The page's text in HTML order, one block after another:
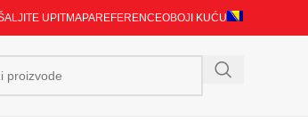
UPITMAPAREFERENCEOBOJI KUĆU